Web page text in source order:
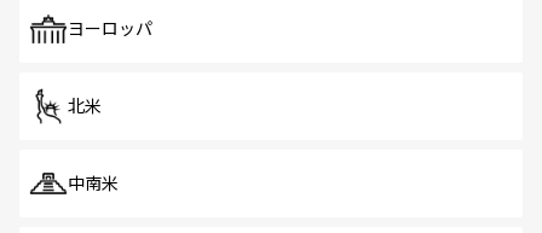
ヨーロッパ
北米
中南米